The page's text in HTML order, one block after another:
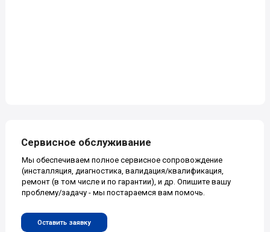
Наши контакты
127566 Россия, Москва,
Алтуфьевское шоссе, дом 48,
корпус 1
+7 (499) 322-99-34
+7 (800) 200-74-93